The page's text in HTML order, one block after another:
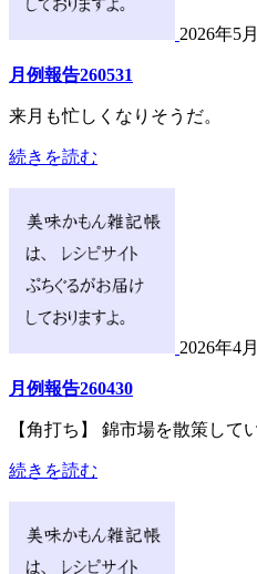
2026年5
月例報告260531
来月も忙しくなりそうだ。
続きを読む
2026年4
月例報告260430
【角打ち】 錦市場を散策して
続きを読む